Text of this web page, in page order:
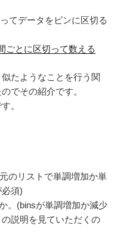
てデータをビンに区切る
ごとに区切って数える
たようなことを行う関
でその紹介です。
。
のリストで単調増加か単
須)
。(binsが単調増加か減少
説明を見ていただくの